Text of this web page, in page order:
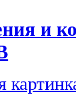
и